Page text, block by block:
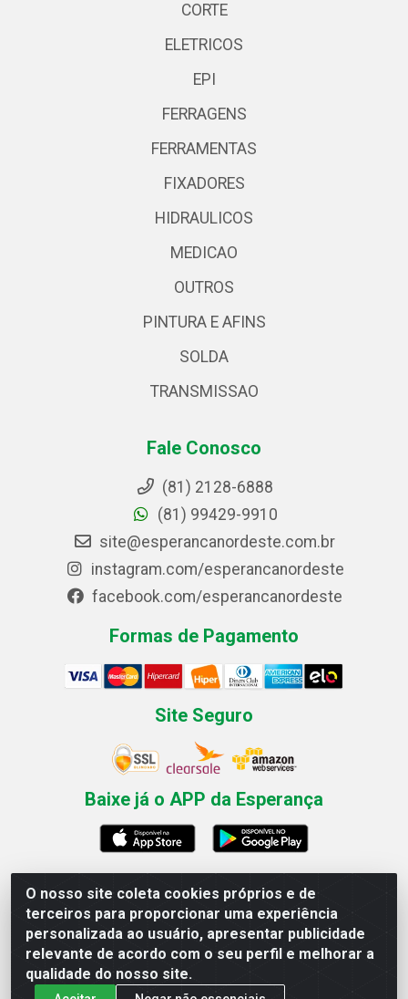
O nosso site coleta cookies próprios e de
terceiros para proporcionar uma experiência
personalizada ao usuário, apresentar publicidade
relevante de acordo com o seu perfil e melhorar a
qualidade do nosso site.
CORTE
ELETRICOS
EPI
FERRAGENS
FERRAMENTAS
FIXADORES
HIDRAULICOS
MEDICAO
OUTROS
PINTURA E AFINS
SOLDA
TRANSMISSAO
Fale Conosco
(81) 2128-6888
(81) 99429-9910
site@esperancanordeste.com.br
instagram.com/esperancanordeste
facebook.com/esperancanordeste
Formas de Pagamento
Site Seguro
Baixe já o APP da Esperança
Esperança Nordeste - Rua Professor Caldas Filho, 291 -
Estância - Recife / PE CEP: 50771-335 - CNPJ
03.666.136/0001-23